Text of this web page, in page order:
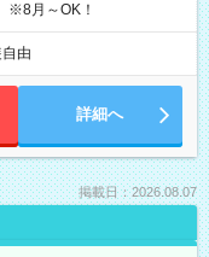
月～OK！
由
詳細へ
掲載日：2026.08.07